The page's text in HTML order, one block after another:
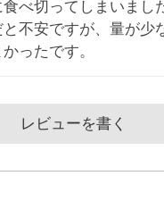
べ切ってしまいまし
不安ですが、量が少
ったです。
レビューを書く